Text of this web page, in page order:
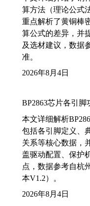
算方法（理论公式
重点解析了黄铜棒
算公式的差异，并
及选材建议，数据
准。
2026年8月4日
BP2863芯片各引脚
本文详细解析
包括各引脚定义、
关系等核心数据，
盖驱动配置、保护
点，数据参考自杭
本V1.2）。
2026年8月4日